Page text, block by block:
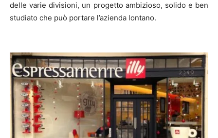
delle varie divisioni, un progetto ambizioso, solido e ben
studiato che può portare l’azienda lontano.